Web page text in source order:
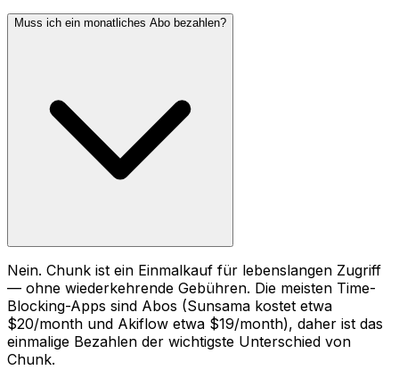
Muss ich ein monatliches Abo bezahlen?
Nein. Chunk ist ein Einmalkauf für lebenslangen Zugriff
— ohne wiederkehrende Gebühren. Die meisten Time-
Blocking-Apps sind Abos (Sunsama kostet etwa
$20/month und Akiflow etwa $19/month), daher ist das
einmalige Bezahlen der wichtigste Unterschied von
Chunk.